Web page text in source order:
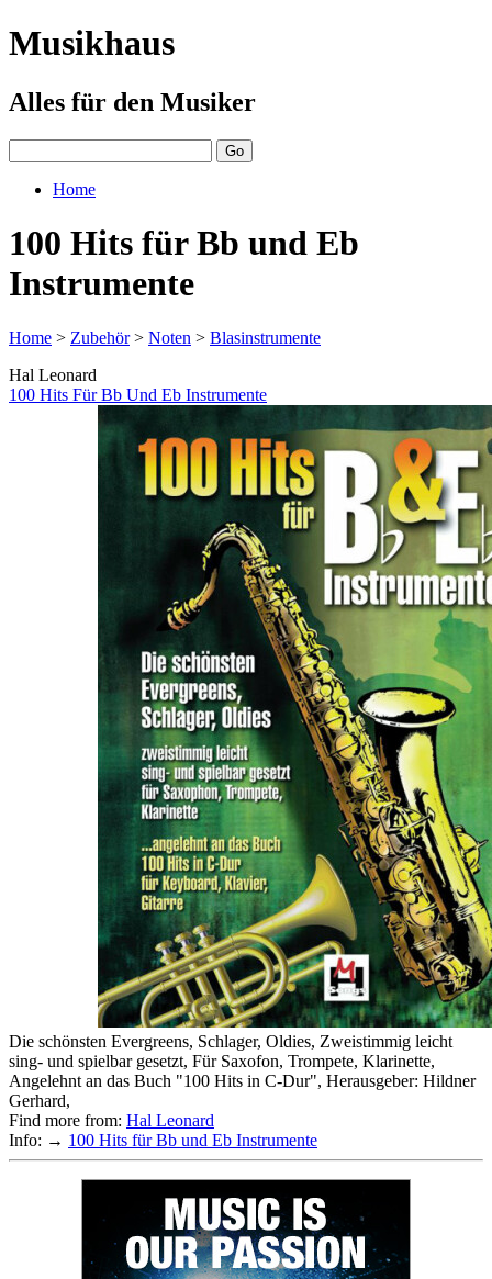
Musikhaus
Alles für den Musiker
Home
100 Hits für Bb und Eb
Instrumente
Home > Zubehör> Noten > Blasinstrumente
Hal Leonard
100 Hits Für Bb Und Eb Instrumente
Die schönsten Evergreens, Schlager, Oldies, Zweistimmig leicht
sing- und spielbar gesetzt, Für Saxofon, Trompete, Klarinette,
Angelehnt an das Buch "100 Hits in C-Dur", Herausgeber: Hildner
Gerhard,
Find more from: Hal Leonard
Info: → 100 Hits für Bb und Eb Instrumente